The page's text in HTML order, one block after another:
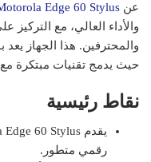
عن Edge 60 Stylus
والأداء العالي، مع التركيز
والمحترفين. هذا الجهاز يعد
حيث يدمج تقنيات مبتكرة
نقاط رئيسية
رقمي متطور.